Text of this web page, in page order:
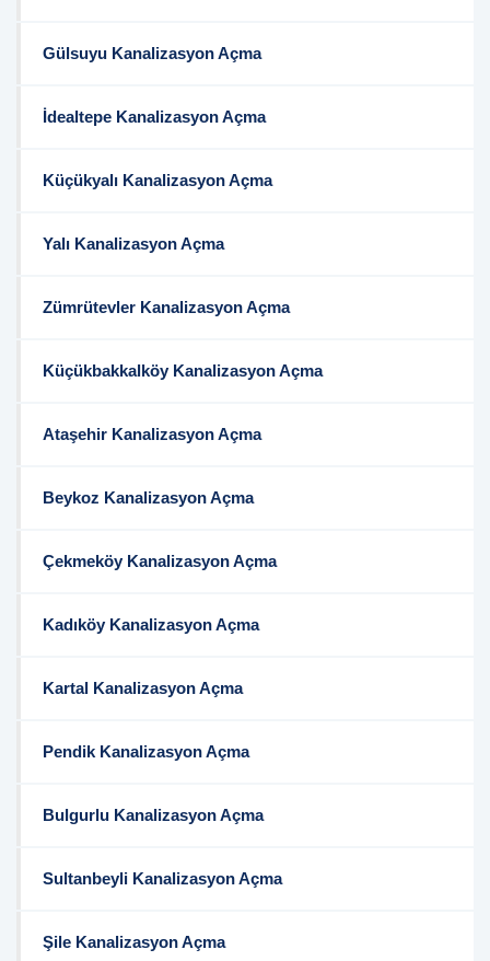
Gülsuyu Kanalizasyon Açma
İdealtepe Kanalizasyon Açma
Küçükyalı Kanalizasyon Açma
Yalı Kanalizasyon Açma
Zümrütevler Kanalizasyon Açma
Küçükbakkalköy Kanalizasyon Açma
Ataşehir Kanalizasyon Açma
Beykoz Kanalizasyon Açma
Çekmeköy Kanalizasyon Açma
Kadıköy Kanalizasyon Açma
Kartal Kanalizasyon Açma
Pendik Kanalizasyon Açma
Bulgurlu Kanalizasyon Açma
Sultanbeyli Kanalizasyon Açma
Şile Kanalizasyon Açma